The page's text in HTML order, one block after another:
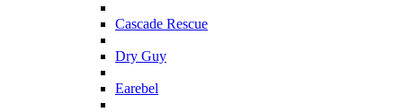
Cascade Rescue
Dry Guy
Earebel